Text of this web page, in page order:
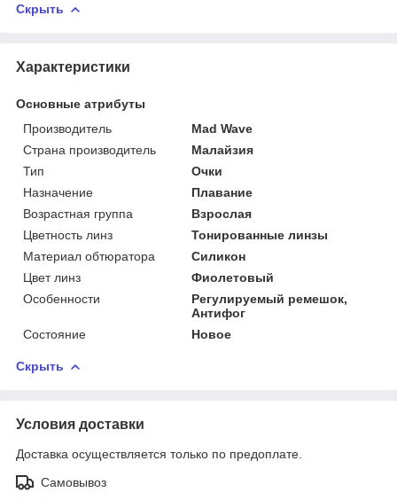
Скрыть
Характеристики
Основные атрибуты
Производитель
Mad Wave
Страна производитель
Малайзия
Тип
Очки
Назначение
Плавание
Возрастная группа
Взрослая
Цветность линз
Тонированные линзы
Материал обтюратора
Силикон
Цвет линз
Фиолетовый
Особенности
Регулируемый ремешок,
Антифог
Состояние
Новое
Скрыть
Условия доставки
Доставка осуществляется только по предоплате.
Самовывоз